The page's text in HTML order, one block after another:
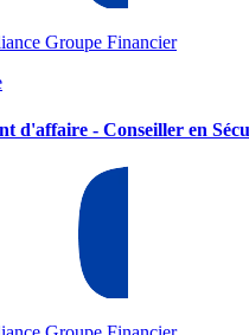
Groupe Financier
d'affaire - Conseiller en